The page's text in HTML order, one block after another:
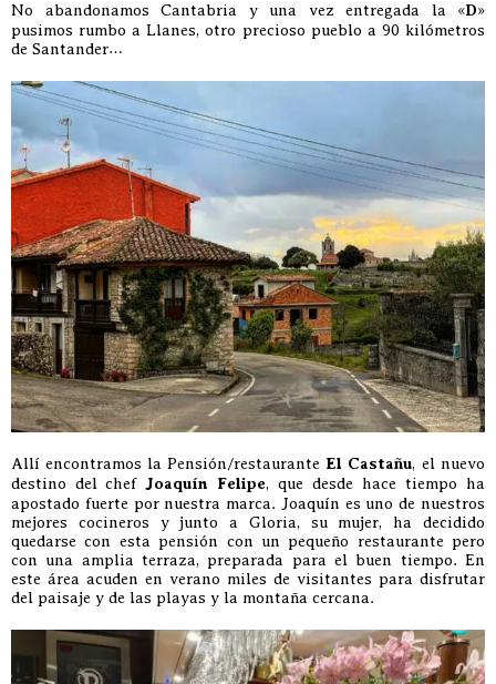
No abandonamos Cantabria y una vez entregada la «D»
pusimos rumbo a Llanes, otro precioso pueblo a 90 kilómetros
de Santander…
Allí encontramos la Pensión/restaurante El Castañu, el nuevo
destino del chef Joaquín Felipe, que desde hace tiempo ha
apostado fuerte por nuestra marca. Joaquín es uno de nuestros
mejores cocineros y junto a Gloria, su mujer, ha decidido
quedarse con esta pensión con un pequeño restaurante pero
con una amplia terraza, preparada para el buen tiempo. En
este área acuden en verano miles de visitantes para disfrutar
del paisaje y de las playas y la montaña cercana.